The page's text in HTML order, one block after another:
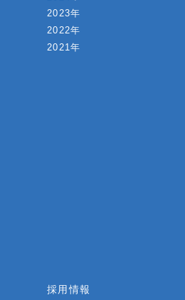
2023年
2022年
2021年
採用情報